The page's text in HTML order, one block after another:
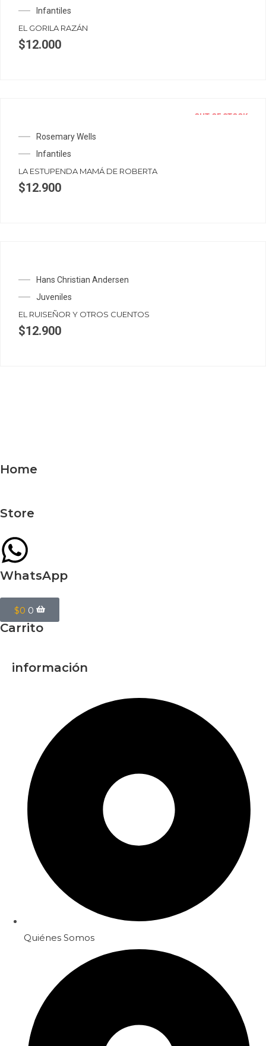
Infantiles
EL GORILA RAZÁN
$12.000
OUT OF STOCK
Rosemary Wells
Infantiles
LA ESTUPENDA MAMÁ DE ROBERTA
$12.900
Hans Christian Andersen
Juveniles
EL RUISEÑOR Y OTROS CUENTOS
$12.900
Home
Store
WhatsApp
$0 0
Carrito
información
Quiénes Somos